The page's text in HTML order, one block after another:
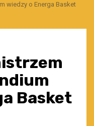
wiedzy o Energa Basket
Basket